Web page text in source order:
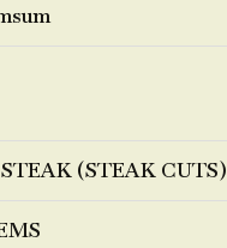
(STEAK CUTS)